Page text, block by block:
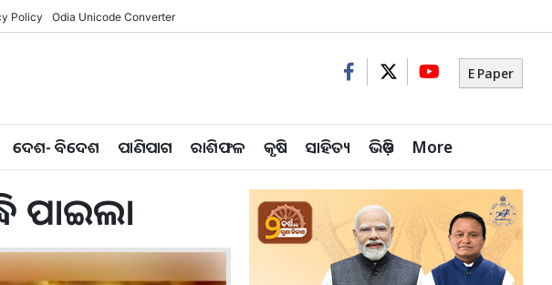
Policy Odia Unicode Converter
E Paper
ଦେଶ- ବିଦେଶ ପାଣିପାଗ ରାଶିଫଳ କୃଷି ସାହିତ୍ୟ ଭିଡ଼ିଓ More
ପାଇଲା